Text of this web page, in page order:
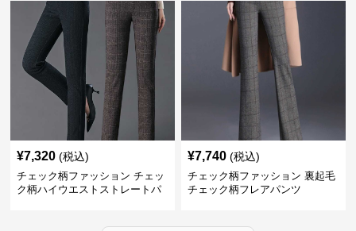
¥7,320 (税込)
チェック柄ファッション チェッ
ク柄ハイウエストストレートパ
¥7,740 (税込)
チェック柄ファッション 裏起毛
チェック柄フレアパンツ